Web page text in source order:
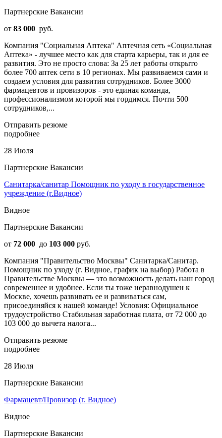
Партнерские Вакансии
от 83 000 руб.
Компания "Социальная Аптека" Аптечная сеть «Социальная
Аптека» - лучшее место как для старта карьеры, так и для ее
развития. Это не просто слова: За 25 лет работы открыто
более 700 аптек сети в 10 регионах. Мы развиваемся сами и
создаем условия для развития сотрудников. Более 3000
фармацевтов и провизоров - это единая команда,
профессионализмом которой мы гордимся. Почти 500
сотрудников,...
Отправить резюме
подробнее
28 Июля
Партнерские Вакансии
Санитарка/санитар Помощник по уходу в государственное
учреждение (г.Видное)
Видное
Партнерские Вакансии
от 72 000 до 103 000 руб.
Компания "Правительство Москвы" Санитарка/Санитар.
Помощник по уходу (г. Видное, график на выбор) Работа в
Правительстве Москвы — это возможность делать наш город
современнее и удобнее. Если ты тоже неравнодушен к
Москве, хочешь развивать ее и развиваться сам,
присоединяйся к нашей команде! Условия: Официальное
трудоустройство Стабильная заработная плата, от 72 000 до
103 000 до вычета налога...
Отправить резюме
подробнее
28 Июля
Партнерские Вакансии
Фармацевт/Провизор (г. Видное)
Видное
Партнерские Вакансии